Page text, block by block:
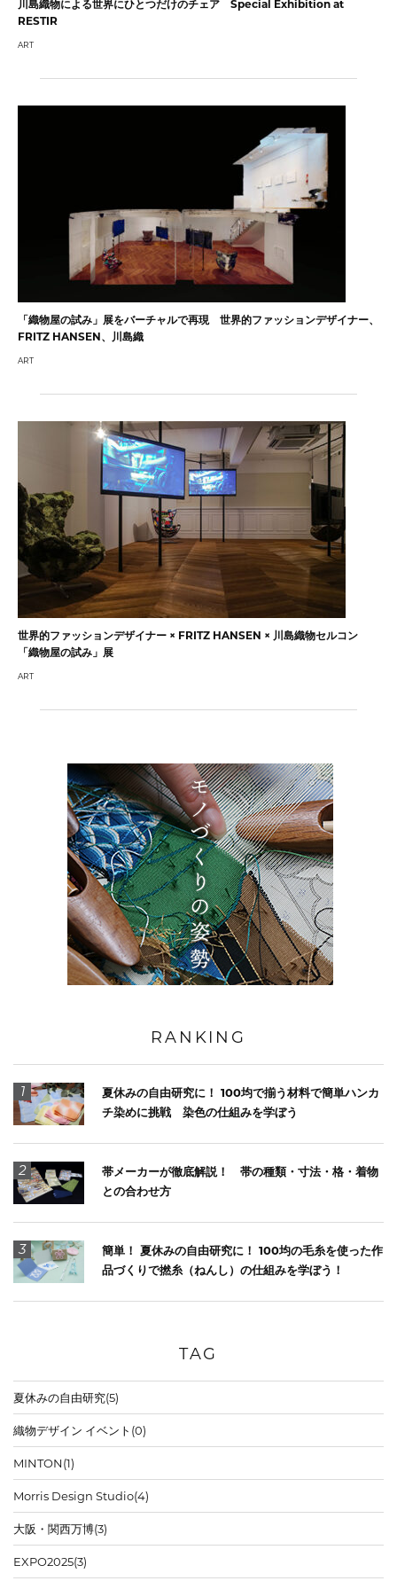
川島織物による世界にひとつだけのチェア Special Exhibition at
RESTIR
ART
「織物屋の試み」展をバーチャルで再現 世界的ファッションデザイナー、
FRITZ HANSEN、川島織
ART
世界的ファッションデザイナー × FRITZ HANSEN × 川島織物セルコン
「織物屋の試み」展
ART
RANKING
1
夏休みの自由研究に！ 100均で揃う材料で簡単ハンカ
チ染めに挑戦 染色の仕組みを学ぼう
2
帯メーカーが徹底解説！ 帯の種類・寸法・格・着物
との合わせ方
3
簡単！ 夏休みの自由研究に！ 100均の毛糸を使った作
品づくりで撚糸（ねんし）の仕組みを学ぼう！
TAG
夏休みの自由研究(5)
織物デザイン イベント (0)
MINTON(1)
Morris Design Studio(4)
大阪・関西万博(3)
EXPO2025(3)